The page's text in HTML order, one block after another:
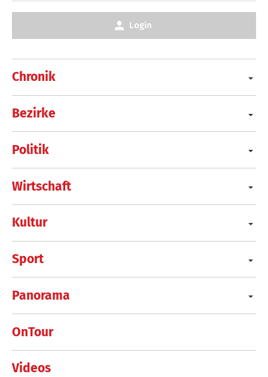
Chronik
Bezirke
Politik
Wirtschaft
Kultur
Sport
Panorama
OnTour
Videos
Login